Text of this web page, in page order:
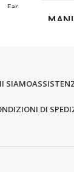
Far
SIAMO
DI